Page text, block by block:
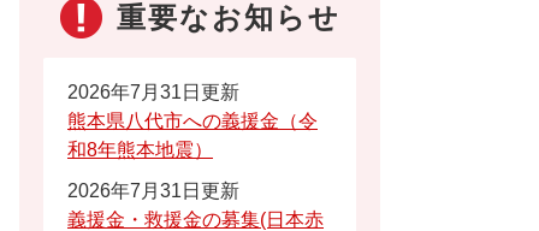
重要なお知らせ
2026年7月31日更新
熊本県八代市への義援金（令
和8年熊本地震）
2026年7月31日更新
義援金・救援金の募集(日本赤